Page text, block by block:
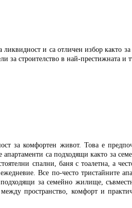
и са отличен избор както
за строителство в най-престижната и
за комфортен живот. Това е
са подходящи както за
спални, баня с тоалетна, а
Все по-често тристайните
за семейно жилище,
пространство, комфорт и